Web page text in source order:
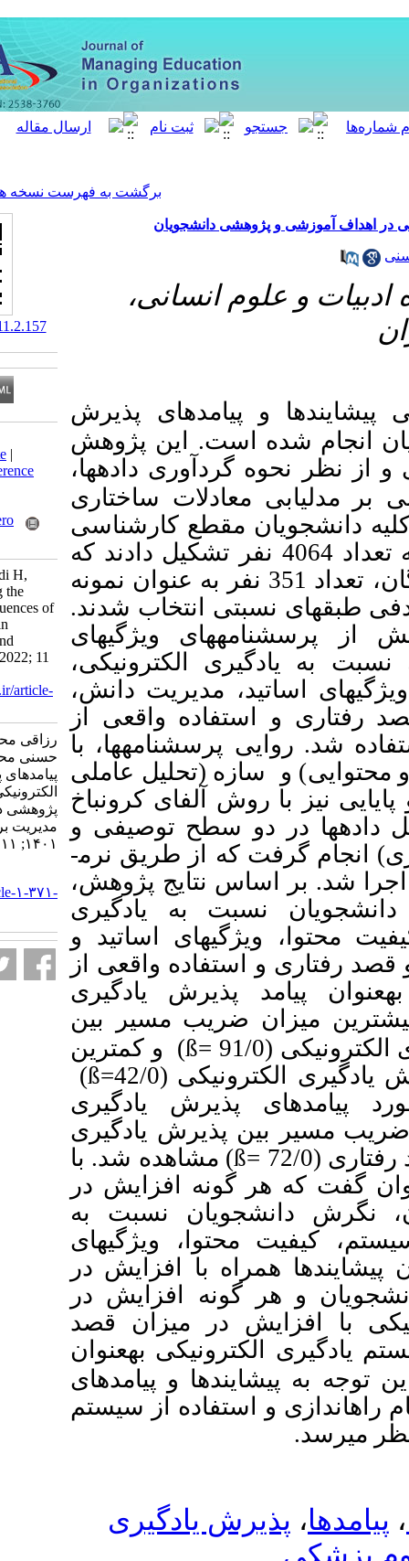
برگشت به فهرست نسخه ها
دانشجویان
انسانی،
و پیامد­های پذیرش
است. این پژوهش
گردآوری داده­ها،
معادلات ساختاری
مقطع کارشناسی
علوم پزشکی شیراز به تعداد 4064 نفر تشکیل دادند که
از طریق جدول کرجسی و مورگان، تعداد 351 نفر به عنوان نمونه
انتخاب شدند.
ویژگی­های
الکترونیکی،
مدیریت دانش،
واقعی از
پرسشنامه­ها، با
(تحلیل عاملی
آلفای کرونباخ
دو سطح توصیفی و
که از طریق نرم­
نتایج پژوهش،
به یادگیری
اساتید و
استفاده واقعی از
پذیرش یادگیری
ضریب مسیر بین
(ß= و کمترین
(42/0
(ß=
پذیرش یادگیری
پذیرش یادگیری
(ß=مشاهده شد. با
گونه افزایش در
نسبت به
محتوا، ویژگی­های
با افزایش در
گونه افزایش در
در میزان قصد
به­عنوان
و پیامدهای
استفاده از سیستم
یادگیری
‎ 10.52547/meo.11.2.157
Download citation:
BibTeX
RIS|EndNote
Medlars
ProCite|Reference
RefWorks
Send citation to:
Mendeley
Zotero
Razzaghi M, Ghalavandi H,
Hasani M. Investigating the
Precedents and Consequences of
Accepting E-Learning in
Students' Educational and
Research Goals. MEO 2022; 11
(2) :157-185
URL:http://journalieaa.ir/article-
1-371-fa.html
رزاقی محمد، قلاوندی حسن،
حسنی محمد. بررسی پیشایند‌ها و
پیامد‌های پذیرش یادگیری
الکترونیکی در اهداف آموزشی و
پژوهشی دانشجویان. نشریه
مديريت بر آموزش سازمانها.
۱۴۰۱; ۱۱ (۲) :۱۵۷-۱۸۵
http://journalieaa.ir/article-۱-۳۷۱-